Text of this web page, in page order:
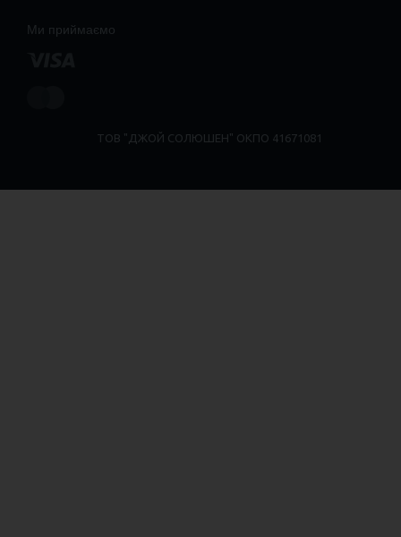
Ми приймаємо
ТОВ "ДЖОЙ СОЛЮШЕН" ОКПО 41671081